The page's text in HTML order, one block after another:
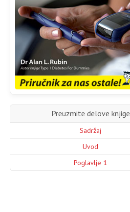
Preuzmite delove knjige
Sadržaj
Uvod
Poglavlje 1